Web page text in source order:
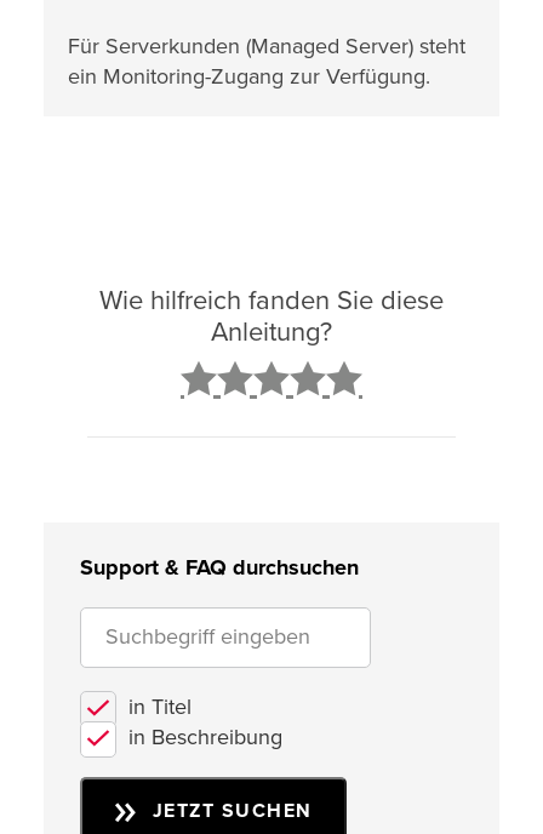
Für Serverkunden (Managed Server) steht
ein Monitoring-Zugang zur Verfügung.
Wie hilfreich fanden Sie diese
Anleitung?
Support & FAQ durchsuchen
in Titel
in Beschreibung
JETZT SUCHEN